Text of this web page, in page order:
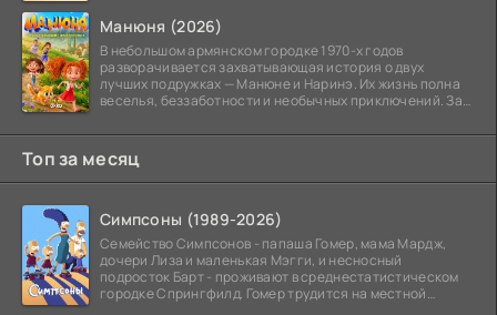
Манюня (2026)
В небольшом армянском городке 1970-х годов
разворачивается захватывающая история о двух
лучших подружках — Манюне и Наринэ. Их жизнь полна
веселья, беззаботности и необычных приключений. За
Топ за месяц
Симпсоны (1989-2026)
Семейство Симпсонов - папаша Гомер, мама Мардж,
дочери Лиза и маленькая Мэгги, и несносный
подросток Барт - проживают в среднестатистическом
городке Спрингфилд. Гомер трудится на местной